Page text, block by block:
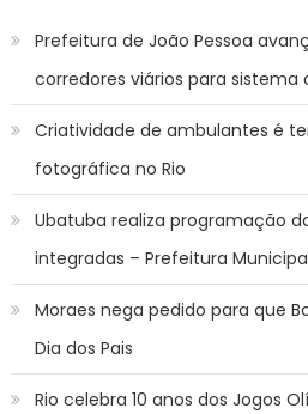
Prefeitura de João Pessoa
corredores viários para sistema
Criatividade de ambulantes é
fotográfica no Rio
Ubatuba realiza programação
integradas – Prefeitura
Moraes nega pedido para que
Dia dos Pais
Rio celebra 10 anos dos Jogos